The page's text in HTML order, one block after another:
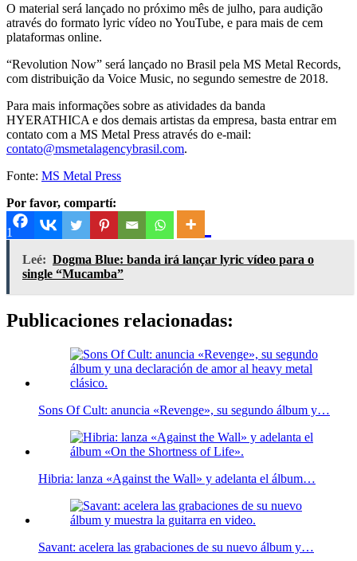
O material será lançado no próximo mês de julho, para audição
através do formato lyric vídeo no YouTube, e para mais de cem
plataformas online.
“Revolution Now” será lançado no Brasil pela MS Metal Records,
com distribuição da Voice Music, no segundo semestre de 2018.
Para mais informações sobre as atividades da banda
HYERATHICA e dos demais artistas da empresa, basta entrar em
contato com a MS Metal Press através do e-mail:
contato@msmetalagencybrasil.com.
Fonte: MS Metal Press
Por favor, compartí:
1
Leé: Dogma Blue: banda irá lançar lyric vídeo para o
single “Mucamba”
Publicaciones relacionadas:
Sons Of Cult: anuncia «Revenge», su segundo álbum y…
Hibria: lanza «Against the Wall» y adelanta el álbum…
Savant: acelera las grabaciones de su nuevo álbum y…